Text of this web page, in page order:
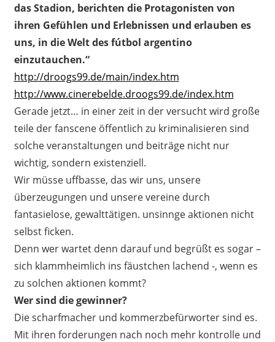
das Stadion, berichten die Protagonisten von
ihren Gefühlen und Erlebnissen und erlauben es
uns, in die Welt des fútbol argentino
einzutauchen.“
http://droogs99.de/main/index.htm
http://www.cinerebelde.droogs99.de/index.htm
Gerade jetzt… in einer zeit in der versucht wird große
teile der fanscene öffentlich zu kriminalisieren sind
solche veranstaltungen und beiträgenicht nur
wichtig, sondern existenziell.
Wir müsse uffbasse, das wir uns, unsere
überzeugungen und unsere vereine durch
fantasielose, gewalttätigen. unsinnge aktionen nicht
selbst ficken.
Denn wer wartet denn darauf und begrüßt es sogar –
sich klammheimlich ins fäustchen lachend -, wenn es
zu solchen aktionen kommt?
Wer sind die gewinner?
Die scharfmacher und kommerzbefürworter sind es.
Mit ihren forderungen nach noch mehr kontrolle und